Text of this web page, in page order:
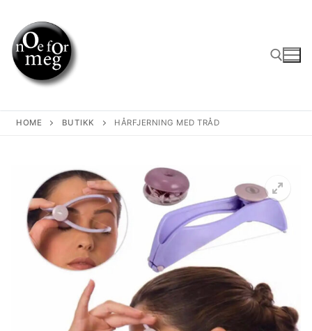
content
HOME BUTIKK HÅRFJERNING MED TRÅD